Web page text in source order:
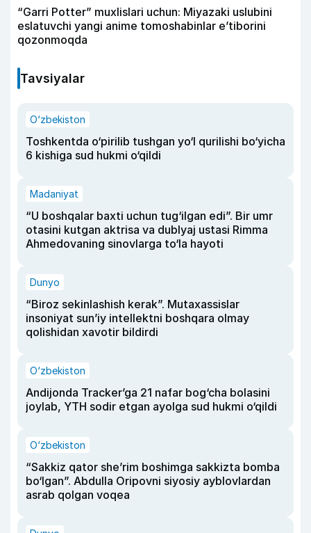
“Garri Potter” muxlislari uchun: Miyazaki uslubini
eslatuvchi yangi anime tomoshabinlar e’tiborini
qozonmoqda
Tavsiyalar
O‘zbekiston
Toshkentda o‘pirilib tushgan yo‘l qurilishi bo‘yicha
6 kishiga sud hukmi o‘qildi
Madaniyat
“U boshqalar baxti uchun tug‘ilgan edi”. Bir umr
otasini kutgan aktrisa va dublyaj ustasi Rimma
Ahmedovaning sinovlarga to‘la hayoti
Dunyo
“Biroz sekinlashish kerak”. Mutaxassislar
insoniyat sun’iy intellektni boshqara olmay
qolishidan xavotir bildirdi
O‘zbekiston
Andijonda Tracker’ga 21 nafar bog‘cha bolasini
joylab, YTH sodir etgan ayolga sud hukmi o‘qildi
O‘zbekiston
“Sakkiz qator she’rim boshimga sakkizta bomba
bo‘lgan”. Abdulla Oripovni siyosiy ayblovlardan
asrab qolgan voqea